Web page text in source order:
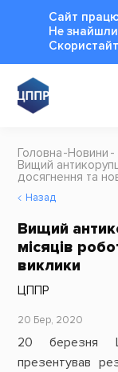
Сайт
Не знайшли
Головна Новини
Вищий
досягнення та
Назад
Вищий
місяців
виклики
ЦППР
20 Бер, 2020
20 березня
презентував